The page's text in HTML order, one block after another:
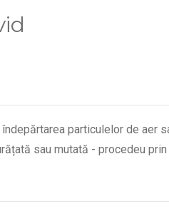
particulelor de aer
sau mutată - procedeu